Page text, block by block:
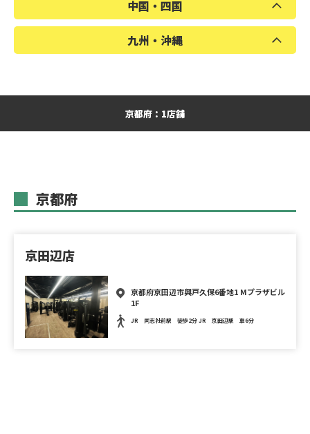
京都府 大阪府 奈良県
中国・四国
広島県
九州・沖縄
京都府：1店舗
京都府
京田辺店
京都府京田辺市興戸久保6番地1 Mプラザビル
1F
JR 同志社前駅 徒歩2分 JR 京田辺駅 車6分